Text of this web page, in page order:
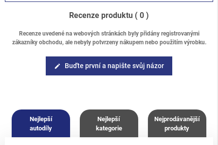
Recenze produktu ( 0 )
Recenze uvedené na webových stránkách byly přidány registrovanými
zákazníky obchodu, ale nebyly potvrzeny nákupem nebo použitím výrobku.
edit Buďte první a napište svůj názor
Nejlepší
autodíly
Nejlepší
kategorie
Nejprodávanější
produkty